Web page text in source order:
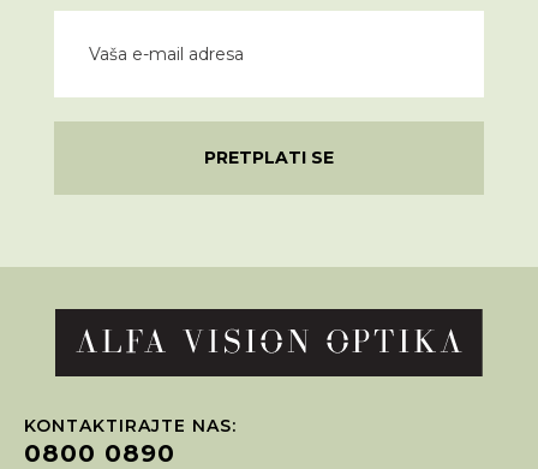
PRETPLATI SE
KONTAKTIRAJTE NAS:
0800 0890